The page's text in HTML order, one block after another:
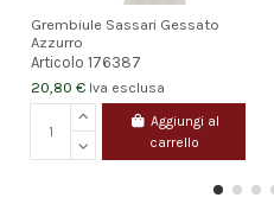
Grembiule Sassari Gessato
Azzurro
Articolo176387
20,80 € Iva esclusa
Aggiungi al
carrello